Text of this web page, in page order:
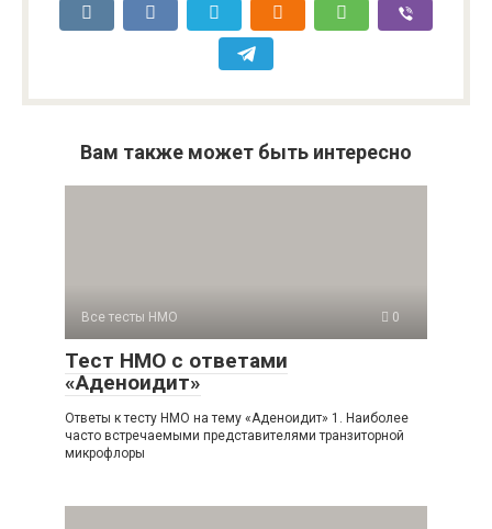
Вам также может быть интересно
Все тесты НМО 0
Тест НМО с ответами
«Аденоидит»
Ответы к тесту НМО на тему «Аденоидит» 1. Наиболее
часто встречаемыми представителями транзиторной
микрофлоры